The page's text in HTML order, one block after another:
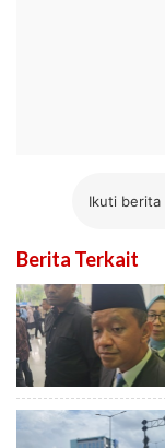
Ikuti berita
Berita Terkait